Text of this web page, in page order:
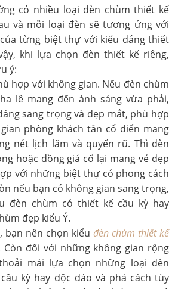
có nhiều loại đèn chùm thiết kế
và mỗi loại đèn sẽ tương ứng với
từng biệt thự với kiểu dáng thiết
khi lựa chọn đèn thiết kế riêng,
ý:
hợp với không gian. Nếu đèn chùm
lê mang đến ánh sáng vừa phải,
sang trọng và đẹp mắt, phù hợp
phòng khách tân cổ điển mang
nét lịch lãm và quyến rũ. Thì đèn
hoặc đồng giả cổ lại mang vẻ đẹp
với những biệt thự có phong cách
nếu bạn có không gian sang trọng,
đèn chùm có thiết kế cầu kỳ hay
đẹp kiểu Ý.
bạn nên chọn kiểu đèn chùm thiết kế
Còn đối với những không gian rộng
mái lựa chọn những loại đèn
kỳ hay độc đáo và phá cách tùy